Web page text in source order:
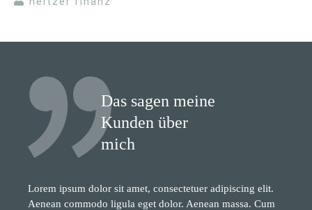
Das sagen meine
Kunden über
mich
Lorem ipsum dolor sit amet, consectetuer adipiscing elit.
Aenean commodo ligula eget dolor. Aenean massa. Cum